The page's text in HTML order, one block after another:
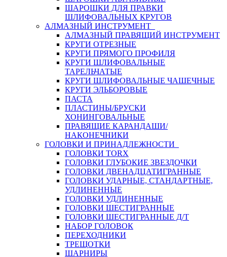
ШАРОШКИ ДЛЯ ПРАВКИ
ШЛИФОВАЛЬНЫХ КРУГОВ
АЛМАЗНЫЙ ИНСТРУМЕНТ
АЛМАЗНЫЙ ПРАВЯЩИЙ ИНСТРУМЕНТ
КРУГИ ОТРЕЗНЫЕ
КРУГИ ПРЯМОГО ПРОФИЛЯ
КРУГИ ШЛИФОВАЛЬНЫЕ
ТАРЕЛЬЧАТЫЕ
КРУГИ ШЛИФОВАЛЬНЫЕ ЧАШЕЧНЫЕ
КРУГИ ЭЛЬБОРОВЫЕ
ПАСТА
ПЛАСТИНЫ/БРУСКИ
ХОНИНГОВАЛЬНЫЕ
ПРАВЯЩИЕ КАРАНДАШИ/
НАКОНЕЧНИКИ
ГОЛОВКИ И ПРИНАДЛЕЖНОСТИ
ГОЛОВКИ TORX
ГОЛОВКИ ГЛУБОКИЕ ЗВЕЗДОЧКИ
ГОЛОВКИ ДВЕНАДЦАТИГРАННЫЕ
ГОЛОВКИ УДАРНЫЕ, СТАНДАРТНЫЕ,
УДЛИНЕННЫЕ
ГОЛОВКИ УДЛИНЕННЫЕ
ГОЛОВКИ ШЕСТИГРАННЫЕ
ГОЛОВКИ ШЕСТИГРАННЫЕ Д/Т
НАБОР ГОЛОВОК
ПЕРЕХОДНИКИ
ТРЕЩОТКИ
ШАРНИРЫ